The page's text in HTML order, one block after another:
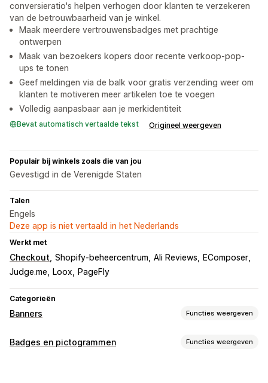
conversieratio's helpen verhogen door klanten te verzekeren
van de betrouwbaarheid van je winkel.
Maak meerdere vertrouwensbadges met prachtige
ontwerpen
Maak van bezoekers kopers door recente verkoop-pop-
ups te tonen
Geef meldingen via de balk voor gratis verzending weer om
klanten te motiveren meer artikelen toe te voegen
Volledig aanpasbaar aan je merkidentiteit
Bevat automatisch vertaalde tekst Origineel weergeven
Populair bij winkels zoals die van jou
Gevestigd in de Verenigde Staten
Talen
Engels
Deze app is niet vertaald in het Nederlands
Werkt met
Checkout Shopify-beheercentrum Ali Reviews
EComposer
Judge.me
Loox PageFly
Categorieën
Banners Functies weergeven
Soorten banners
Badges en pictogrammen Functies weergeven